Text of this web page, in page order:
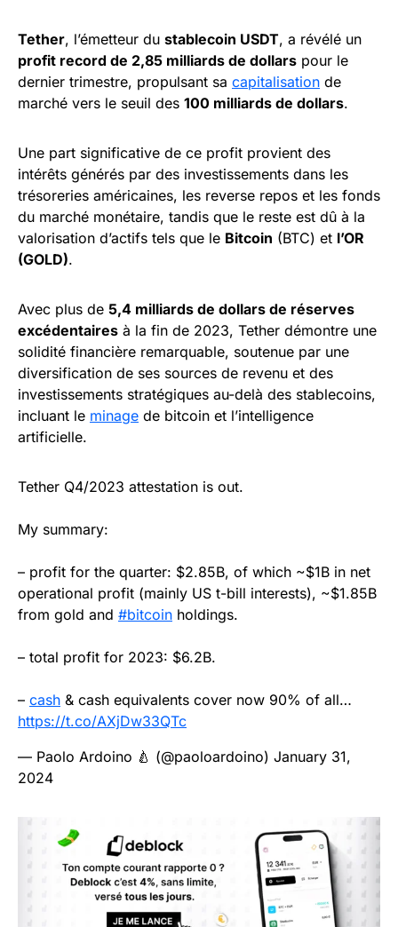
Tether, l’émetteur du stablecoin USDT, a révélé un
profit record de 2,85 milliards de dollars pour le
dernier trimestre, propulsant sa capitalisation de
marché vers le seuil des 100 milliards de dollars.
Une part significative de ce profit provient des
intérêts générés par des investissements dans les
trésoreries américaines, les reverse repos et les fonds
du marché monétaire, tandis que le reste est dû à la
valorisation d’actifs tels que le Bitcoin (BTC) et l’OR
(GOLD).
Avec plus de 5,4 milliards de dollars de réserves
excédentaires à la fin de 2023, Tether démontre une
solidité financière remarquable, soutenue par une
diversification de ses sources de revenu et des
investissements stratégiques au-delà des stablecoins,
incluant le minage de bitcoin et l’intelligence
artificielle.
Tether Q4/2023 attestation is out.
My summary:
– profit for the quarter: $2.85B, of which ~$1B in net
operational profit (mainly US t-bill interests), ~$1.85B
from gold and #bitcoin holdings.
– total profit for 2023: $6.2B.
– cash & cash equivalents cover now 90% of all…
https://t.co/AXjDw33QTc
— Paolo Ardoino 🍐 (@paoloardoino) January 31,
2024